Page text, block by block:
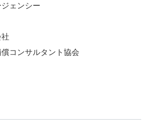
ジェンシー
償コンサルタント協会